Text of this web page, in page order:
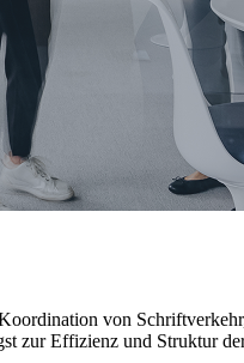
von
zur Effizienz und Struktur